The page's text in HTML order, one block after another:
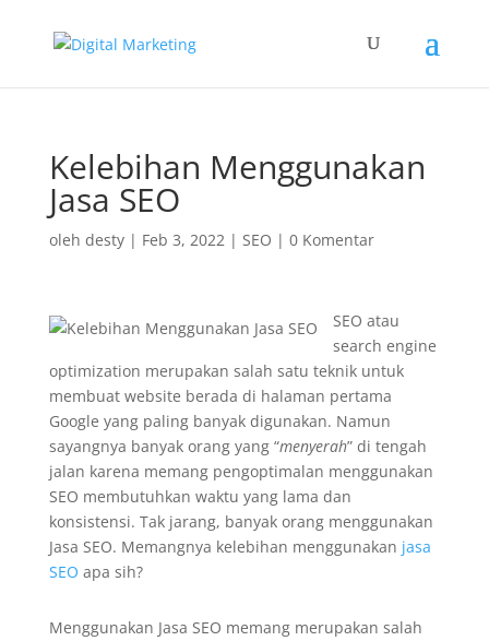
Kelebihan Menggunakan
Jasa SEO
oleh desty| Feb 3, 2022| SEO | 0 Komentar
SEO atau
search engine
optimization merupakan salah satu teknik untuk
membuat website berada di halaman pertama
Google yang paling banyak digunakan. Namun
sayangnya banyak orang yang “menyerah” di tengah
jalan karena memang pengoptimalan menggunakan
SEO membutuhkan waktu yang lama dan
konsistensi. Tak jarang, banyak orang menggunakan
Jasa SEO. Memangnya kelebihan menggunakan jasa
SEO apa sih?
Menggunakan Jasa SEO memang merupakan salah